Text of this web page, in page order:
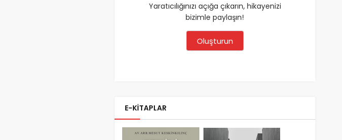
Yaratıcılığınızı açığa çıkarın, hikayenizi
bizimle paylaşın!
Oluşturun
E-KİTAPLAR